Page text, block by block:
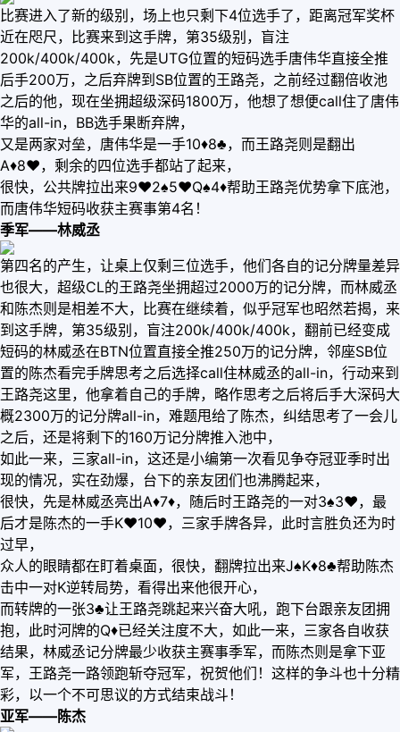
比赛进入了新的级别，场上也只剩下4位选手了，距离冠军奖杯
近在咫尺，比赛来到这手牌，第35级别，盲注
200k/400k/400k，先是UTG位置的短码选手唐伟华直接全推
后手200万，之后弃牌到SB位置的王路尧，之前经过翻倍收池
之后的他，现在坐拥超级深码1800万，他想了想便call住了唐伟
华的all-in，BB选手果断弃牌，
又是两家对垒，唐伟华是一手10♦️8♣️，而王路尧则是翻出
A♦️8♥️，剩余的四位选手都站了起来，
很快，公共牌拉出来9♥️2♠️5♥️Q♠️4♦️帮助王路尧优势拿下底池，
而唐伟华短码收获主赛事第4名！
季军——林威丞
第四名的产生，让桌上仅剩三位选手，他们各自的记分牌量差异
也很大，超级CL的王路尧坐拥超过2000万的记分牌，而林威丞
和陈杰则是相差不大，比赛在继续着，似乎冠军也昭然若揭，来
到这手牌，第35级别，盲注200k/400k/400k，翻前已经变成
短码的林威丞在BTN位置直接全推250万的记分牌，邻座SB位
置的陈杰看完手牌思考之后选择call住林威丞的all-in，行动来到
王路尧这里，他拿着自己的手牌，略作思考之后将后手大深码大
概2300万的记分牌all-in，难题甩给了陈杰，纠结思考了一会儿
之后，还是将剩下的160万记分牌推入池中，
如此一来，三家all-in，这还是小编第一次看见争夺冠亚季时出
现的情况，实在劲爆，台下的亲友团们也沸腾起来，
很快，先是林威丞亮出A♦️7♦️，随后时王路尧的一对3♠️3♥️，最
后才是陈杰的一手K♥️10♥️，三家手牌各异，此时言胜负还为时
过早，
众人的眼睛都在盯着桌面，很快，翻牌拉出来J♠️K♦️8♣️帮助陈杰
击中一对K逆转局势，看得出来他很开心，
而转牌的一张3♣️让王路尧跳起来兴奋大吼，跑下台跟亲友团拥
抱，此时河牌的Q♦️已经关注度不大，如此一来，三家各自收获
结果，林威丞记分牌最少收获主赛事季军，而陈杰则是拿下亚
军，王路尧一路领跑斩夺冠军，祝贺他们！这样的争斗也十分精
彩，以一个不可思议的方式结束战斗！
亚军——陈杰